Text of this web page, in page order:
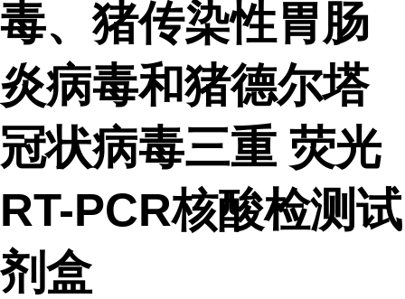
毒、猪传染性胃肠
炎病毒和猪德尔塔
冠状病毒三重 荧光
RT-PCR核酸检测试
剂盒